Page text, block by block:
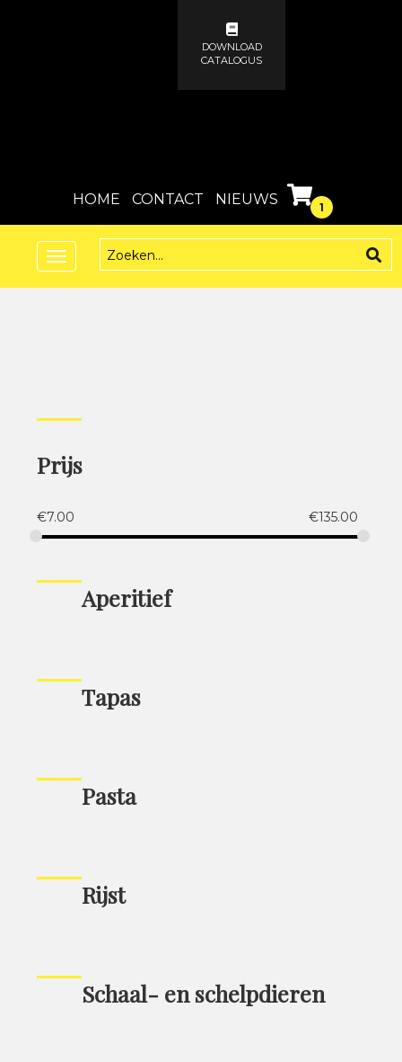
DOWNLOAD
CATALOGUS
HOME CONTACT NIEUWS 1
Toggle
Prijs
€7.00 €135.00
Aperitief
Tapas
Pasta
Rijst
Schaal- en schelpdieren